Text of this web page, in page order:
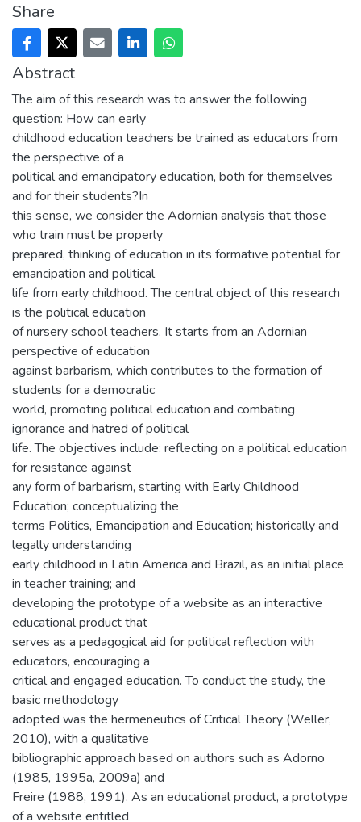
Share
Abstract
The aim of this research was to answer the following
question: How can early
childhood education teachers be trained as educators from
the perspective of a
political and emancipatory education, both for themselves
and for their students?In
this sense, we consider the Adornian analysis that those
who train must be properly
prepared, thinking of education in its formative potential for
emancipation and political
life from early childhood. The central object of this research
is the political education
of nursery school teachers. It starts from an Adornian
perspective of education
against barbarism, which contributes to the formation of
students for a democratic
world, promoting political education and combating
ignorance and hatred of political
life. The objectives include: reflecting on a political education
for resistance against
any form of barbarism, starting with Early Childhood
Education; conceptualizing the
terms Politics, Emancipation and Education; historically and
legally understanding
early childhood in Latin America and Brazil, as an initial place
in teacher training; and
developing the prototype of a website as an interactive
educational product that
serves as a pedagogical aid for political reflection with
educators, encouraging a
critical and engaged education. To conduct the study, the
basic methodology
adopted was the hermeneutics of Critical Theory (Weller,
2010), with a qualitative
bibliographic approach based on authors such as Adorno
(1985, 1995a, 2009a) and
Freire (1988, 1991). As an educational product, a prototype
of a website entitled